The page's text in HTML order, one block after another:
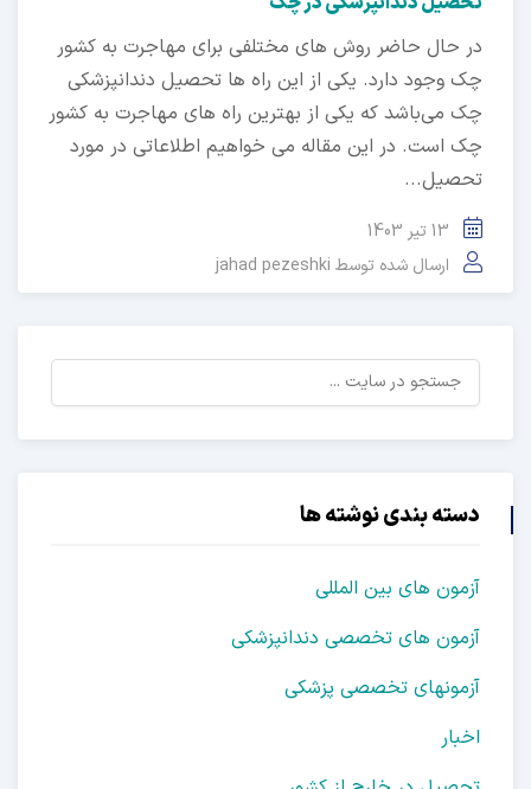
در حال حاضر روش های مختلفی برای مهاجرت به کشور
چک وجود دارد. یکی از این راه ها تحصیل دندانپزشکی
چک می‌باشد که یکی از بهترین راه های مهاجرت به کشور
چک است. در این مقاله می خواهیم اطلاعاتی در مورد
تحصیل...
13 تیر 1403
ارسال شده توسطjahad pezeshki
دسته بندی نوشته ها
آزمون های بین المللی
آزمون های تخصصی دندانپزشکی
آزمونهای تخصصی پزشکی
اخبار